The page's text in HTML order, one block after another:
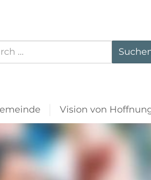
Vision von